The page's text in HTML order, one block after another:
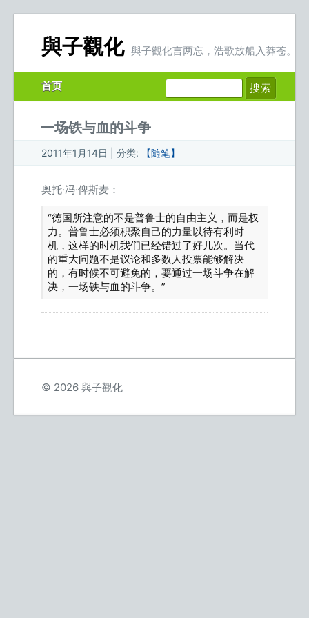
與子觀化 與子觀化言两忘，浩歌放船入莽苍。
首页
一场铁与血的斗争
2011年1月14日 | 分类: 【随笔】
奥托·冯·俾斯麦：
“德国所注意的不是普鲁士的自由主义，而是权
力。普鲁士必须积聚自己的力量以待有利时
机，这样的时机我们已经错过了好几次。当代
的重大问题不是议论和多数人投票能够解决
的，有时候不可避免的，要通过一场斗争在解
决，一场铁与血的斗争。”
© 2026 與子觀化